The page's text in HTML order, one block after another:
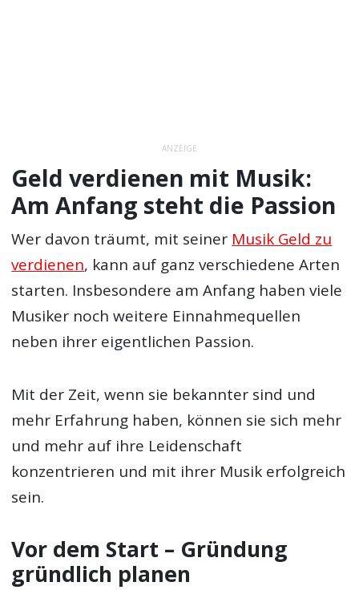
ANZEIGE
Geld verdienen mit Musik:
Am Anfang steht die Passion
Wer davon träumt, mit seiner Musik Geld zu
verdienen, kann auf ganz verschiedene Arten
starten. Insbesondere am Anfang haben viele
Musiker noch weitere Einnahmequellen
neben ihrer eigentlichen Passion.
Mit der Zeit, wenn sie bekannter sind und
mehr Erfahrung haben, können sie sich mehr
und mehr auf ihre Leidenschaft
konzentrieren und mit ihrer Musik erfolgreich
sein.
Vor dem Start – Gründung
gründlich planen